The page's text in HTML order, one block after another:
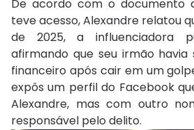
De acordo com o documento
teve acesso, Alexandre relatou
de 2025, a influenciadora
afirmando que seu irmão havia
financeiro após cair em um
expôs um perfil do Facebook
Alexandre, mas com outro
responsável pelo delito.